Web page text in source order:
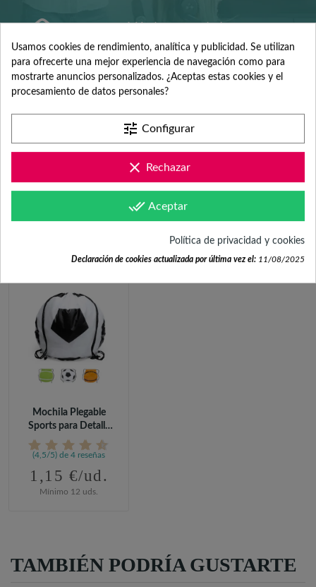
Mándanos tus dudas a
hola@fabricadelasuerte.es
Revisa nuestras páginas de
FRECUENTEMENTE
COMPRADOS JUNTOS
Mochila Plegable
Sports para Detalle
de Comunión
(4,5/5) de 4 reseñas
1,15 €/ud.
Mínimo 12 uds.
TAMBIÉN PODRÍA GUSTARTE
Usamos cookies de rendimiento, analítica y publicidad. Se utilizan
para ofrecerte una mejor experiencia de navegación como para
mostrarte anuncios personalizados. ¿Aceptas estas cookies y el
procesamiento de datos personales?
tune Configurar
clear Rechazar
done_all Aceptar
Política de privacidad y cookies
Declaración de cookies actualizada por última vez el: 11/08/2025